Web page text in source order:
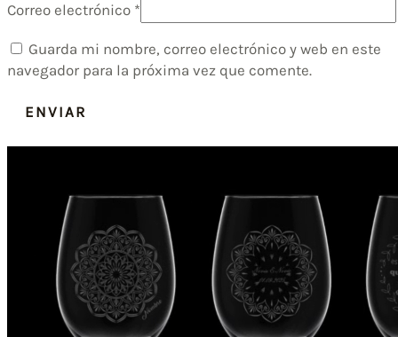
Correo electrónico *
Guarda mi nombre, correo electrónico y web en este
navegador para la próxima vez que comente.